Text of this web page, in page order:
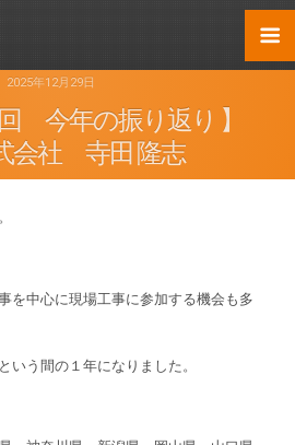
2025年12月29日
回 今年の振り返り 】
会社 寺田 隆志
を中心に現場工事に参加する機会も多
いう間の１年になりました。